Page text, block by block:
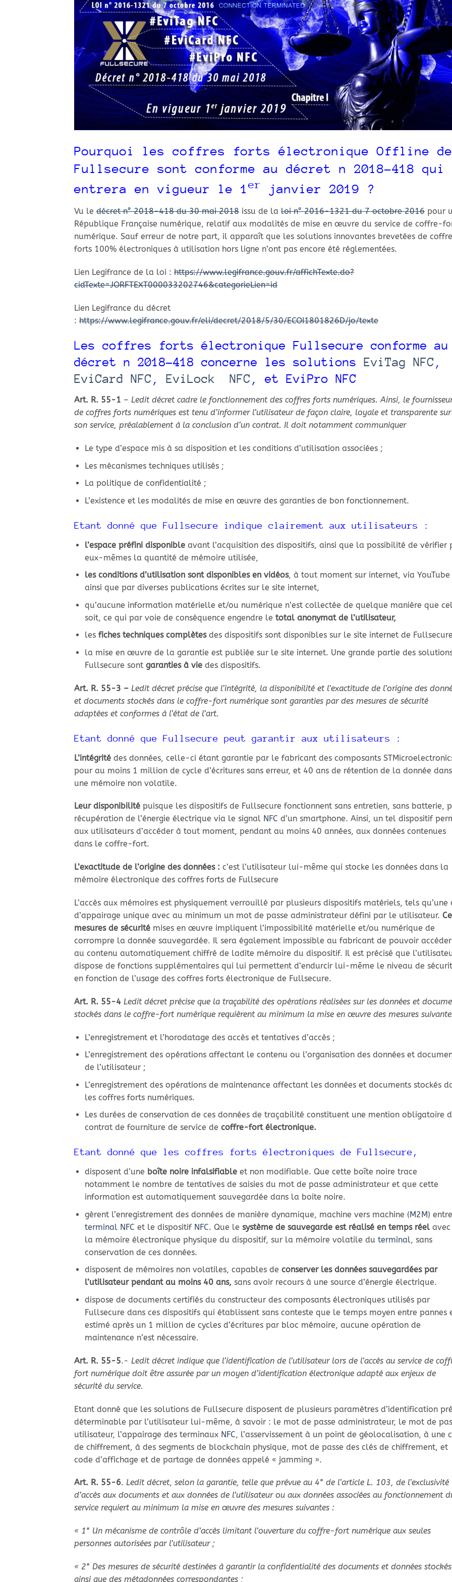
Pourquoi les coffres forts électronique Offline de
Fullsecure sont conforme au décret n 2018-418 qui
entrera en vigueur le 1 er janvier 2019 ?
Vu le décret n° 2018-418 du 30 mai 2018 issu de la loi n° 2016-1321 du 7 octobre 2016 pour
République Française numérique, relatif aux modalités de mise en œuvre du service de coffre-
numérique. Sauf erreur de notre part, il apparaît que les solutions innovantes brevetées de
forts 100% électroniques à utilisation hors ligne n’ont pas encore été réglementées.
Lien Legifrance de la loi : https://www.legifrance.gouv.fr/affichTexte.do?
cidTexte=JORFTEXT000033202746&categorieLien=id
Lien Legifrance du décret
: https://www.legifrance.gouv.fr/eli/decret/2018/5/30/ECOI1801826D/jo/texte
Les coffres forts électronique Fullsecure conforme au
décret n 2018-418 concerne les solutions EviTag NFC ,
EviCard NFC , EviLock NFC , et EviPro NFC
Art. R. 55-1 – Ledit décret cadre le fonctionnement des coffres forts numériques. Ainsi, le
de coffres forts numériques est tenu d’informer l’utilisateur de façon claire, loyale et transparente sur
son service, préalablement à la conclusion d’un contrat. Il doit notamment communiquer
Le type d’espace mis à sa disposition et les conditions d’utilisation associées ;
Les mécanismes techniques utilisés ;
La politique de confidentialité ;
L’existence et les modalités de mise en œuvre des garanties de bon fonctionnement.
Etant donné que Fullsecure indique clairement aux utilisateurs :
l’espace préfini disponibleavant l’acquisition des dispositifs, ainsi que la possibilité de vérifier
eux-mêmes la quantité de mémoire utilisée,
les conditions d’utilisation sont disponibles en vidéos, à tout moment sur internet, via YouTube
ainsi que par diverses publications écrites sur le site internet,
qu’aucune information matérielle et/ou numérique n’est collectée de quelque manière que
soit, ce qui par voie de conséquence engendre le total anonymat de l’utilisateur,
les fiches techniques complètesdes dispositifs sont disponibles sur le site internet de
la mise en œuvre de la garantie est publiée sur le site internet. Une grande partie des
Fullsecure sont garanties à viedes dispositifs.
Art. R. 55-3 – Ledit décret précise que l’intégrité, la disponibilité et l’exactitude de l’origine des
et documents stockés dans le coffre-fort numérique sont garanties par des mesures de sécurité
adaptées et conformes à l’état de l’art.
Etant donné que Fullsecure peut garantir aux utilisateurs :
L’intégrité des données, celle-ci étant garantie par le fabricant des composants
pour au moins 1 million de cycle d’écritures sans erreur, et 40 ans de rétention de la donnée dans
une mémoire non volatile.
Leur disponibilité puisque les dispositifs de Fullsecure fonctionnent sans entretien, sans batterie,
récupération de l’énergie électrique via le signal NFC d’un smartphone. Ainsi, un tel dispositif
aux utilisateurs d’accéder à tout moment, pendant au moins 40 années, aux données contenues
dans le coffre-fort.
L’exactitude de l’origine des données : c’est l’utilisateur lui-même qui stocke les données dans la
mémoire électronique des coffres forts de Fullsecure
L’accès aux mémoires est physiquement verrouillé par plusieurs dispositifs matériels, tels qu’une
d’appairage unique avec au minimum un mot de passe administrateur défini par le utilisateur.
mesures de sécurité mises en œuvre impliquent l’impossibilité matérielle et/ou numérique de
corrompre la donnée sauvegardée. Il sera également impossible au fabricant de pouvoir accéder
au contenu automatiquement chiffré de ladite mémoire du dispositif. Il est précisé que
dispose de fonctions supplémentaires qui lui permettent d’endurcir lui-même le niveau de
en fonction de l’usage des coffres forts électronique de Fullsecure.
Art. R. 55-4 Ledit décret précise que la traçabilité des opérations réalisées sur les données et
stockés dans le coffre-fort numérique requièrent au minimum la mise en œuvre des mesures
L’enregistrement et l’horodatage des accès et tentatives d’accès ;
L’enregistrement des opérations affectant le contenu ou l’organisation des données et
de l’utilisateur ;
L’enregistrement des opérations de maintenance affectant les données et documents stockés
les coffres forts numériques.
Les durées de conservation de ces données de traçabilité constituent une mention obligatoire
contrat de fourniture de service de coffre-fort électronique.
Etant donné que les coffres forts électroniques de Fullsecure,
disposent d’une boîte noire infalsifiableet non modifiable. Que cette boîte noire trace
notamment le nombre de tentatives de saisies du mot de passe administrateur et que cette
information est automatiquement sauvegardée dans la boite noire.
gèrent l’enregistrement des données de manière dynamique, machine vers machine (M2M)
terminal NFC et le dispositif NFC. Que le système de sauvegarde est réalisé en temps réelavec
la mémoire électronique physique du dispositif, sur la mémoire volatile du terminal, sans
conservation de ces données.
disposent de mémoires non volatiles, capables de conserver les données sauvegardées par
l’utilisateur pendant au moins 40 ans, sans avoir recours à une source d’énergie électrique.
dispose de documents certifiés du constructeur des composants électroniques utilisés par
Fullsecure dans ces dispositifs qui établissent sans conteste que le temps moyen entre pannes
estimé après un 1 million de cycles d’écritures par bloc mémoire, aucune opération de
maintenance n’est nécessaire.
Art. R. 55-5.- Ledit décret indique que l’identification de l’utilisateur lors de l’accès au service de
fort numérique doit être assurée par un moyen d’identification électronique adapté aux enjeux de
sécurité du service.
Etant donné que les solutions de Fullsecure disposent de plusieurs paramètres d’identification
déterminable par l’utilisateur lui-même, à savoir : le mot de passe administrateur, le mot de
utilisateur, l’appairage des terminaux NFC, l’asservissement à un point de géolocalisation, à une
de chiffrement, à des segments de blockchain physique, mot de passe des clés de chiffrement, et
code d’affichage et de partage de données appelé « jamming ».
Art. R. 55-6. Ledit décret, selon la garantie, telle que prévue au 4° de l’article L. 103, de l’exclusivité
d’accès aux documents et aux données de l’utilisateur ou aux données associées au fonctionnement
service requiert au minimum la mise en œuvre des mesures suivantes :
« 1° Un mécanisme de contrôle d’accès limitant l’ouverture du coffre-fort numérique aux seules
personnes autorisées par l’utilisateur ;
« 2° Des mesures de sécurité destinées à garantir la confidentialité des documents et données stockés
ainsi que des métadonnées correspondantes ;